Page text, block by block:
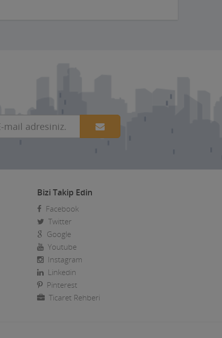
Bizi Takip Edin
Facebook
Twitter
Google
Youtube
Instagram
Linkedin
Pinterest
Ticaret Rehberi